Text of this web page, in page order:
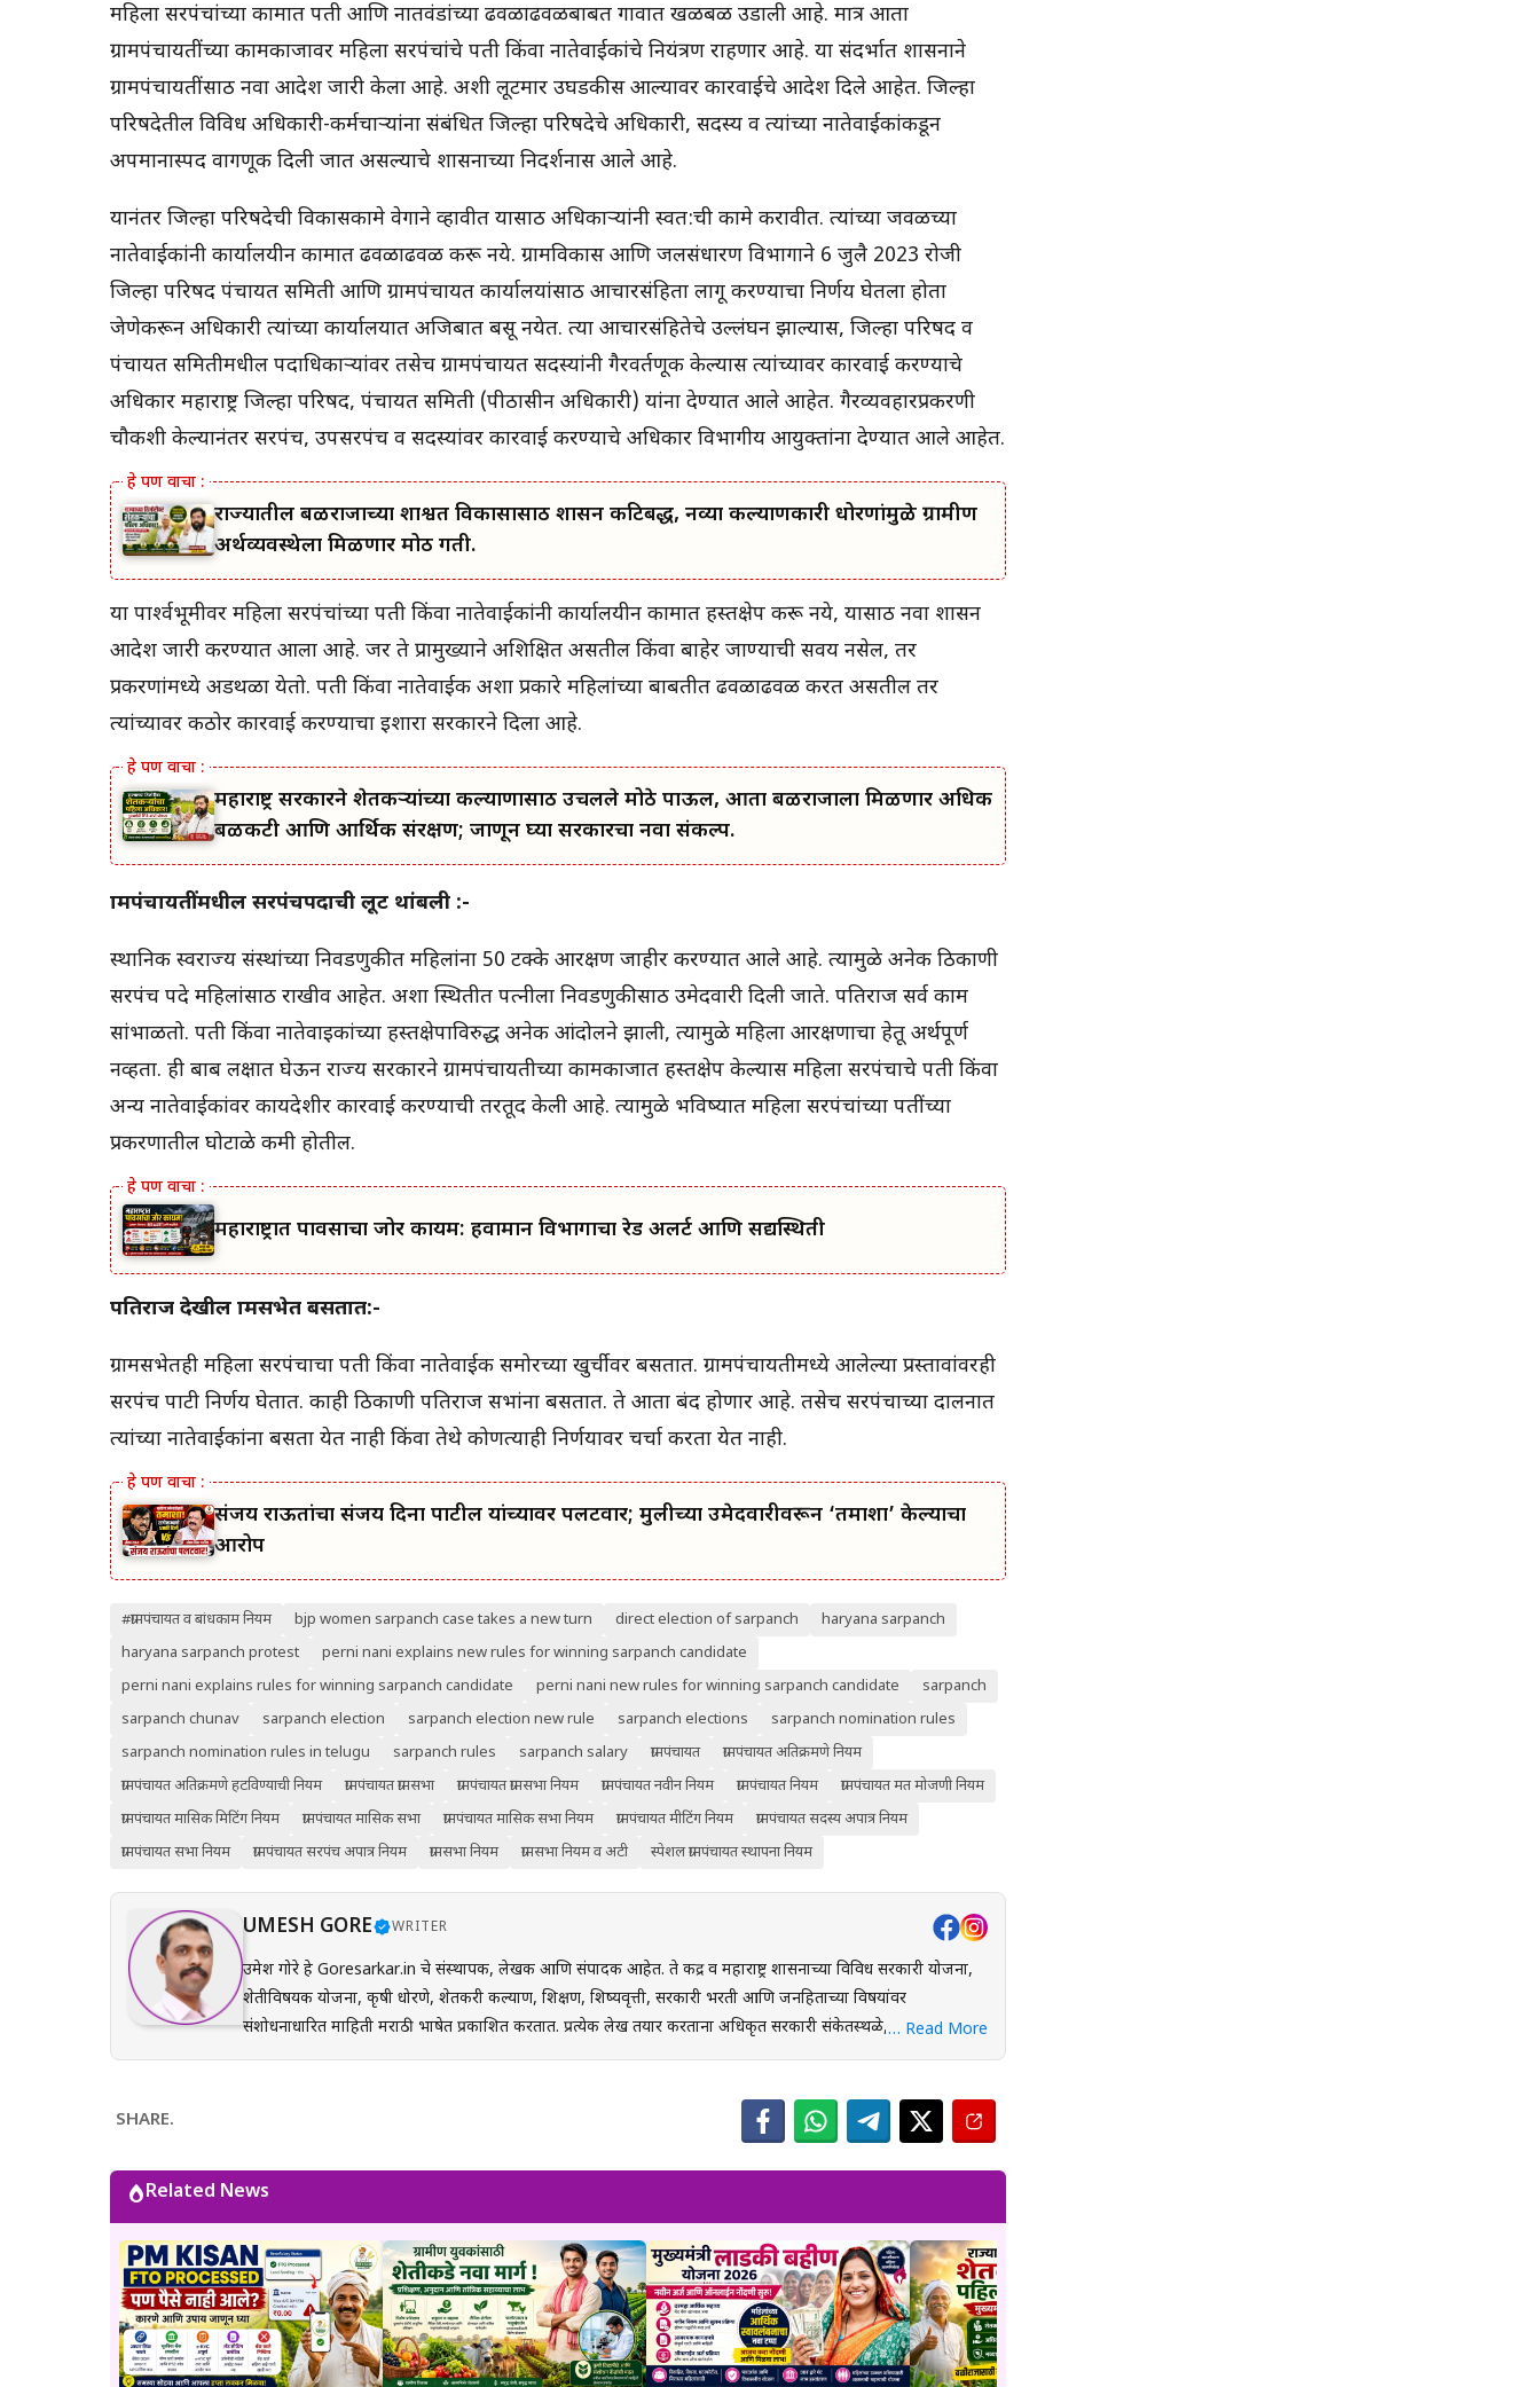
महिला सरपंचांच्या कामात पती आणि नातवंडांच्या ढवळाढवळीबाबत गावात खळबळ उडाली आहे. मात्र आता
ग्रामपंचायतींच्या कामकाजावर महिला सरपंचांचे पती किंवा नातेवाईकांचे नियंत्रण राहणार आहे. या संदर्भात शासनाने
ग्रामपंचायतींसाठी नवा आदेश जारी केला आहे. अशी लूटमार उघडकीस आल्यावर कारवाईचे आदेश दिले आहेत. जिल्हा
परिषदेतील विविध अधिकारी-कर्मचाऱ्यांना संबंधित जिल्हा परिषदेचे अधिकारी, सदस्य व त्यांच्या नातेवाईकांकडून
अपमानास्पद वागणूक दिली जात असल्याचे शासनाच्या निदर्शनास आले आहे.
यानंतर जिल्हा परिषदेची विकासकामे वेगाने व्हावीत यासाठी अधिकाऱ्यांनी स्वत:ची कामे करावीत. त्यांच्या जवळच्या
नातेवाईकांनी कार्यालयीन कामात ढवळाढवळ करू नये. ग्रामविकास आणि जलसंधारण विभागाने 6 जुलै 2023 रोजी
जिल्हा परिषद पंचायत समिती आणि ग्रामपंचायत कार्यालयांसाठी आचारसंहिता लागू करण्याचा निर्णय घेतला होता
जेणेकरून अधिकारी त्यांच्या कार्यालयात अजिबात बसू नयेत. त्या आचारसंहितेचे उल्लंघन झाल्यास, जिल्हा परिषद व
पंचायत समितीमधील पदाधिकाऱ्यांवर तसेच ग्रामपंचायत सदस्यांनी गैरवर्तणूक केल्यास त्यांच्यावर कारवाई करण्याचे
अधिकार महाराष्ट्र जिल्हा परिषद, पंचायत समिती (पीठासीन अधिकारी) यांना देण्यात आले आहेत. गैरव्यवहारप्रकरणी
चौकशी केल्यानंतर सरपंच, उपसरपंच व सदस्यांवर कारवाई करण्याचे अधिकार विभागीय आयुक्तांना देण्यात आले आहेत.
राज्यातील बळीराजाच्या शाश्वत विकासासाठी शासन कटिबद्ध, नव्या कल्याणकारी धोरणांमुळे ग्रामीण
अर्थव्यवस्थेला मिळणार मोठी गती.
या पार्श्‍वभूमीवर महिला सरपंचांच्या पती किंवा नातेवाईकांनी कार्यालयीन कामात हस्तक्षेप करू नये, यासाठी नवा शासन
आदेश जारी करण्यात आला आहे. जर ते प्रामुख्याने अशिक्षित असतील किंवा बाहेर जाण्याची सवय नसेल, तर
प्रकरणांमध्ये अडथळा येतो. पती किंवा नातेवाईक अशा प्रकारे महिलांच्या बाबतीत ढवळाढवळ करत असतील तर
त्यांच्यावर कठोर कारवाई करण्याचा इशारा सरकारने दिला आहे.
महाराष्ट्र सरकारने शेतकऱ्यांच्या कल्याणासाठी उचलले मोठे पाऊल, आता बळीराजाला मिळणार अधिक
बळकटी आणि आर्थिक संरक्षण; जाणून घ्या सरकारचा नवा संकल्प.
ग्रामपंचायतींमधील सरपंचपदाची लूट थांबली :-
स्थानिक स्वराज्य संस्थांच्या निवडणुकीत महिलांना 50 टक्के आरक्षण जाहीर करण्यात आले आहे. त्यामुळे अनेक ठिकाणी
सरपंच पदे महिलांसाठी राखीव आहेत. अशा स्थितीत पत्नीला निवडणुकीसाठी उमेदवारी दिली जाते. पतिराज सर्व काम
सांभाळतो. पती किंवा नातेवाइकांच्या हस्तक्षेपाविरुद्ध अनेक आंदोलने झाली, त्यामुळे महिला आरक्षणाचा हेतू अर्थपूर्ण
नव्हता. ही बाब लक्षात घेऊन राज्य सरकारने ग्रामपंचायतीच्या कामकाजात हस्तक्षेप केल्यास महिला सरपंचाचे पती किंवा
अन्य नातेवाईकांवर कायदेशीर कारवाई करण्याची तरतूद केली आहे. त्यामुळे भविष्यात महिला सरपंचांच्या पतींच्या
प्रकरणातील घोटाळे कमी होतील.
महाराष्ट्रात पावसाचा जोर कायम: हवामान विभागाचा रेड अलर्ट आणि सद्यस्थिती
पतिराज देखील ग्रामसभेत बसतात:-
ग्रामसभेतही महिला सरपंचाचा पती किंवा नातेवाईक समोरच्या खुर्चीवर बसतात. ग्रामपंचायतीमध्ये आलेल्या प्रस्तावांवरही
सरपंच पाटी निर्णय घेतात. काही ठिकाणी पतिराज सभांना बसतात. ते आता बंद होणार आहे. तसेच सरपंचाच्या दालनात
त्यांच्या नातेवाईकांना बसता येत नाही किंवा तेथे कोणत्याही निर्णयावर चर्चा करता येत नाही.
संजय राऊतांचा संजय दिना पाटील यांच्यावर पलटवार; मुलीच्या उमेदवारीवरून ‘तमाशा’ केल्याचा
आरोप
#ग्रामपंचायत व बांधकाम नियम bjp women sarpanch case takes a new turn direct election of sarpanch
haryana sarpanch
haryana sarpanch protest
perni nani explains new rules for winning sarpanch candidate
perni nani explains rules for winning sarpanch candidate
perni nani new rules for winning sarpanch candidate
sarpanch
sarpanch chunav
sarpanch election sarpanch election new rule sarpanch elections
sarpanch nomination rules
sarpanch nomination rules in telugu
sarpanch rules sarpanch salary ग्रामपंचायत
ग्रामपंचायत अतिक्रमणे नियम
ग्रामपंचायत अतिक्रमणे हटविण्याची नियम
ग्रामपंचायत ग्रामसभा ग्रामपंचायत ग्रामसभा नियम ग्रामपंचायत नवीन नियम ग्रामपंचायत नियम
ग्रामपंचायत मत मोजणी नियम
ग्रामपंचायत मासिक मिटिंग नियम
ग्रामपंचायत मासिक सभा ग्रामपंचायत मासिक सभा नियम ग्रामपंचायत मीटिंग नियम
ग्रामपंचायत सदस्य अपात्र नियम
ग्रामपंचायत सभा नियम
ग्रामपंचायत सरपंच अपात्र नियम ग्रामसभा नियम ग्रामसभा नियम व अटी स्पेशल ग्रामपंचायत स्थापना नियम
UMESH GORE WRITER
उमेश गोरे हे Goresarkar.in चे संस्थापक, लेखक आणि संपादक आहेत. ते केंद्र व महाराष्ट्र शासनाच्या विविध सरकारी योजना,
शेतीविषयक योजना, कृषी धोरणे, शेतकरी कल्याण, शिक्षण, शिष्यवृत्ती, सरकारी भरती आणि जनहिताच्या विषयांवर
संशोधनाधारित माहिती मराठी भाषेत प्रकाशित करतात. प्रत्येक लेख तयार करताना अधिकृत सरकारी संकेतस्थळे, शासन निर्णय
(GR), अधिसूचना, विभागीय परिपत्रके आणि संबंधित अधिकृत स्रोतांचा संदर्भ घेऊन माहितीची पडताळणी केली जाते. वाचकांना
नागरिकांपर्यंत विश्वासार्ह, अद्ययावत आणि उपयुक्त माहिती पोहोचवणे हा आहे. प्रकाशित माहिती वेळोवेळी अद्ययावत ठेवण्याचा
प्रयत्न केला जातो. अधिकृत निर्णयामध्ये बदल झाल्यास संबंधित लेख देखील अद्ययावत करण्यात येतात. या संकेतस्थळावरील
माहिती ही केवळ जनजागृती आणि मार्गदर्शनाच्या उद्देशाने प्रकाशित केली जाते. कोणत्याही सरकारी योजनेसाठी अर्ज करण्यापूर्वी
संबंधित विभागाच्या अधिकृत संकेतस्थळावरील माहिती, नियम आणि अटींची पडताळणी करण्याचा सल्ला दिला जातो.
… Read More
SHARE.
Related News